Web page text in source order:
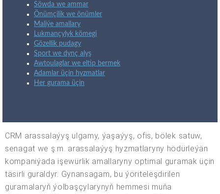
Söwda we ammar
Önümçilik we önümler
Maliýe amallary
Lukmançylyk kömegi
Gözellik pudagy
Sport we dynç alyş
Awtoulaglar we eltip bermek
Adamlar üçin hyzmatlar
Her gurama üçin
CRM arassalaýyş ulgamy, ýaşaýyş, ofis, bölek satuw,
senagat we ş.m. arassalaýyş hyzmatlaryny hödürleýän
kompaniýada işewürlik amallaryny optimal guramak üçin
täsirli guraldyr. Gynansagam, bu ýöriteleşdirilen
guramalaryň ýolbaşçylarynyň hemmesi muňa